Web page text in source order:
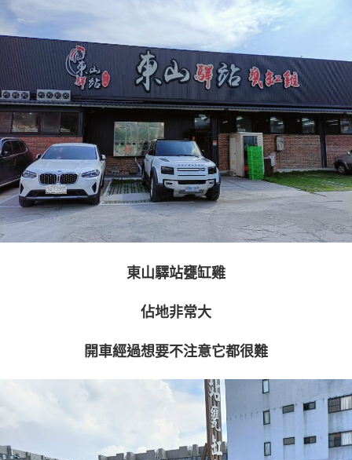
東山驛站甕缸雞
佔地非常大
開車經過想要不注意它都很難